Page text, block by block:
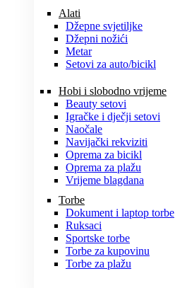
Alati
Džepne svjetiljke
Džepni nožići
Metar
Setovi za auto/bicikl
Hobi i slobodno vrijeme
Beauty setovi
Igračke i dječji setovi
Naočale
Navijački rekviziti
Oprema za bicikl
Oprema za plažu
Vrijeme blagdana
Torbe
Dokument i laptop torbe
Ruksaci
Sportske torbe
Torbe za kupovinu
Torbe za plažu